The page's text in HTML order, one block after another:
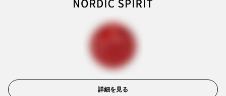
詳細を見る